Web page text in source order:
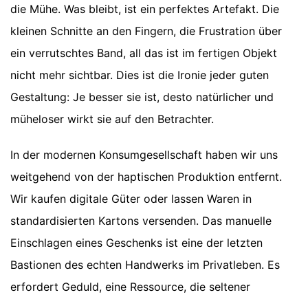
die Mühe. Was bleibt, ist ein perfektes Artefakt. Die
kleinen Schnitte an den Fingern, die Frustration über
ein verrutschtes Band, all das ist im fertigen Objekt
nicht mehr sichtbar. Dies ist die Ironie jeder guten
Gestaltung: Je besser sie ist, desto natürlicher und
müheloser wirkt sie auf den Betrachter.
In der modernen Konsumgesellschaft haben wir uns
weitgehend von der haptischen Produktion entfernt.
Wir kaufen digitale Güter oder lassen Waren in
standardisierten Kartons versenden. Das manuelle
Einschlagen eines Geschenks ist eine der letzten
Bastionen des echten Handwerks im Privatleben. Es
erfordert Geduld, eine Ressource, die seltener